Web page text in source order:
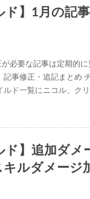
ド】1月の記
必要な記事は定期的に
記事修正・追記まとめ
ルド一覧にニコル、ク
ド】追加ダメ
ルダメージ